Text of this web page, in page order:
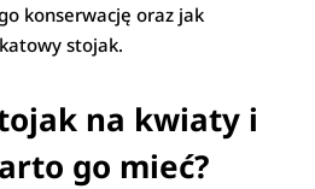
konserwację oraz jak
stojak.
na kwiaty i
go mieć?